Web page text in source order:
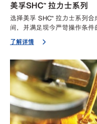
美孚SHC™ 拉力士系列
选择美孚 SHC™ 拉力士系列
间，并满足现今严苛操作条件
了解详情